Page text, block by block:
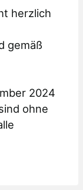
herzlich
gemäß
2024
ohne